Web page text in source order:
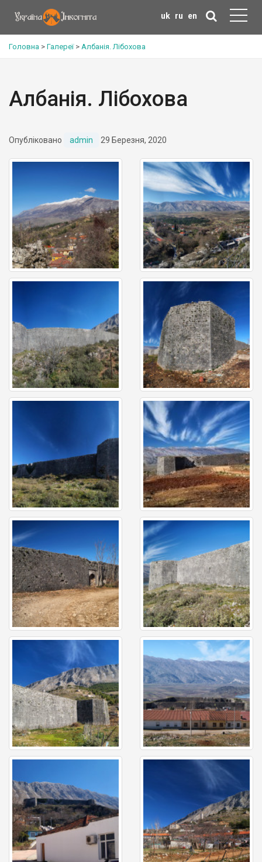
uk ru en
Головна > Галереї> Албанія. Лібохова
Албанія. Лібохова
Опубліковано admin 29 Березня, 2020